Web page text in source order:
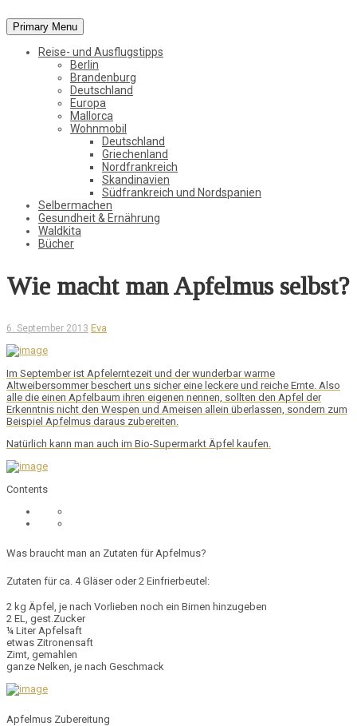
StadtWaldKind
Vom Leben in der Natur, der Stadt und in der weiten Welt
Primary Menu
Reise- und Ausflugstipps
Berlin
Brandenburg
Deutschland
Europa
Mallorca
Wohnmobil
Deutschland
Griechenland
Nordfrankreich
Skandinavien
Südfrankreich und Nordspanien
Selbermachen
Gesundheit & Ernährung
Waldkita
Bücher
Wie macht man Apfelmus selbst?
6. September 2013 Eva
Im Septemberist Apfelerntezeit und der wunderbar warme
Altweibersommer beschert uns sicher eine leckere und reiche Ernte. Also
alle die einen Apfelbaum ihren eigenen nennen, sollten den Apfel der
Erkenntnis nicht den Wespen und Ameisen allein überlassen, sondern zum
Beispiel Apfelmus daraus zubereiten.
Natürlich kann man auch im Bio-Supermarkt Äpfel kaufen.
Contents
Was braucht man an Zutaten für Apfelmus?
Zutaten für ca. 4 Gläser oder 2 Einfrierbeutel:
2 kg Äpfel, je nach Vorlieben noch ein Birnen hinzugeben
2 EL, gest.Zucker
¼ Liter Apfelsaft
etwas Zitronensaft
Zimt, gemahlen
ganze Nelken, je nach Geschmack
Apfelmus Zubereitung